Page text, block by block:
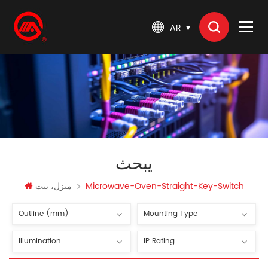
AR
يبحث
منزل، بيت Microwave-Oven-Straight-Key-Switch